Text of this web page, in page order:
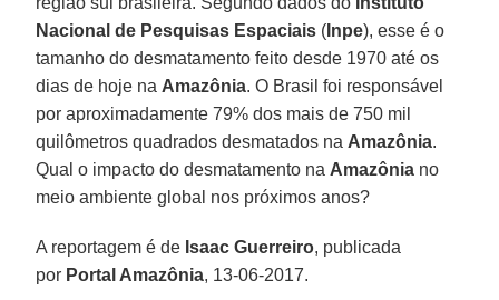
Nacional de Pesquisas Espaciais ( Inpe), esse é o
tamanho do desmatamento feito desde 1970 até os
dias de hoje na Amazônia. O Brasil foi responsável
por aproximadamente 79% dos mais de 750 mil
quilômetros quadrados desmatados na Amazônia.
Qual o impacto do desmatamento na Amazônia no
meio ambiente global nos próximos anos?
A reportagem é de Isaac Guerreiro, publicada
por Portal Amazônia, 13-06-2017.